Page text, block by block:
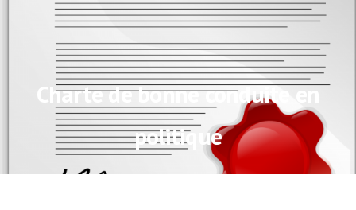
Charte de bonne conduite en
politique